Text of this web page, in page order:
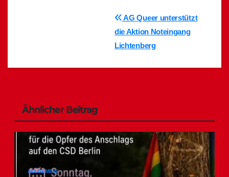
Beitragsnavigation
AG Queer unterstützt
die Aktion Noteingang
Lichtenberg
Ähnlicher Beitrag
ALLGEMEIN